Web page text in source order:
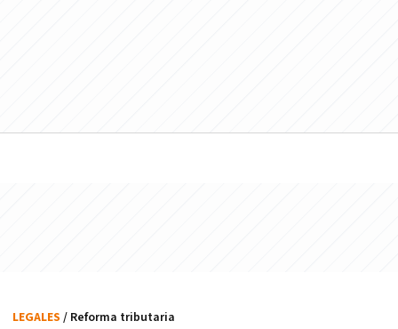
LEGALES / Reforma tributaria